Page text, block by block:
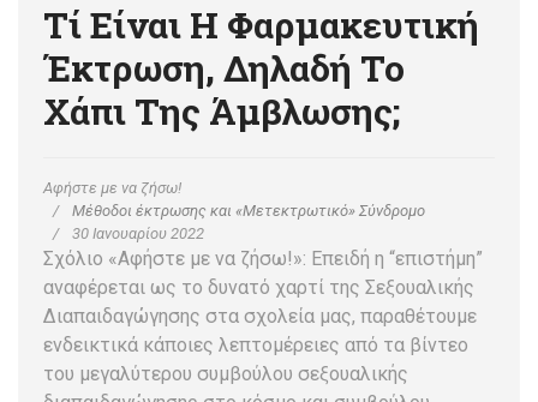
Τί Είναι Η Φαρμακευτική
Έκτρωση, Δηλαδή Το
Χάπι Της Άμβλωσης;
Αφήστε με να ζήσω!
Μέθοδοι έκτρωσης και «Μετεκτρωτικό» Σύνδρομο
30 Ιανουαρίου 2022
Σχόλιο «Αφήστε με να ζήσω!»: Επειδή η “επιστήμη”
αναφέρεται ως το δυνατό χαρτί της Σεξουαλικής
Διαπαιδαγώγησης στα σχολεία μας, παραθέτουμε
ενδεικτικά κάποιες λεπτομέρειες από τα βίντεο
του μεγαλύτερου συμβούλου σεξουαλικής